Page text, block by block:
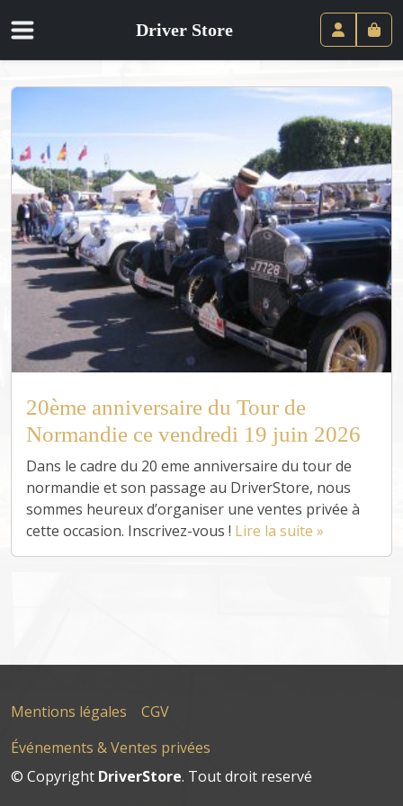
Driver Store
Compte
20ème anniversaire du Tour de
Normandie ce vendredi 19 juin 2026
Dans le cadre du 20 eme anniversaire du tour de
normandie et son passage au DriverStore, nous
sommes heureux d’organiser une ventes privée à
cette occasion. Inscrivez-vous ! Lire la suite »
Mentions légales
CGV
Événements & Ventes privées
© Copyright DriverStore. Tout droit reservé